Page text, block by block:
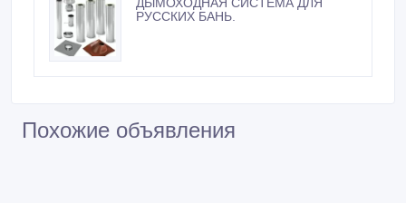
РУССКИХ БАНЬ.
Похожие объявления